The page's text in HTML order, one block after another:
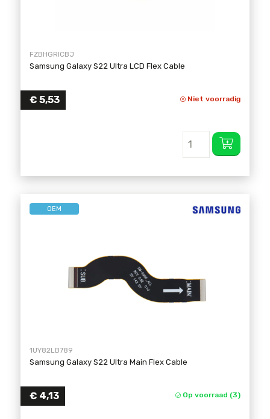
FZBHGRICBJ
Samsung Galaxy S22 Ultra LCD Flex Cable
€ 5,53 Niet voorradig
OEM
1UY82LB789
Samsung Galaxy S22 Ultra Main Flex Cable
€ 4,13 Op voorraad (3)